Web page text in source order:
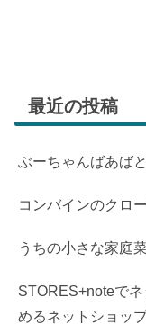
最近の投稿
ぶーちゃんばあば
コンバインのクロ
うちの小さな家庭
STORES+noteで
めるネットショップ